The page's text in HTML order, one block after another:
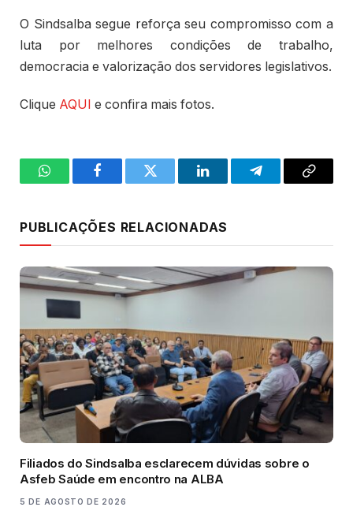
O Sindsalba segue reforça seu compromisso com a
luta por melhores condições de trabalho,
democracia e valorização dos servidores legislativos.
Clique AQUI e confira mais fotos.
WhatsAppFacebookTwitter LinkedInTelegramCopy
PUBLICAÇÕES RELACIONADAS
Filiados do Sindsalba esclarecem dúvidas sobre o
Asfeb Saúde em encontro na ALBA
5 DE AGOSTO DE 2026